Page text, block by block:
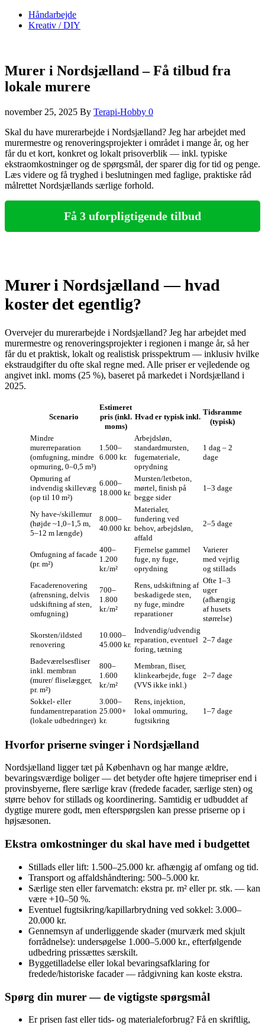
Håndarbejde
Kreativ / DIY
Murer i Nordsjælland – Få tilbud fra
lokale murere
november 25, 2025 By Terapi-Hobby 0
Skal du have murerarbejde i Nordsjælland? Jeg har arbejdet med
murermestre og renoveringsprojekter i området i mange år, og her
får du et kort, konkret og lokalt prisoverblik — inkl. typiske
ekstraomkostninger og de spørgsmål, der sparer dig for tid og penge.
Læs videre og få tryghed i beslutningen med faglige, praktiske råd
målrettet Nordsjællands særlige forhold.
Få 3 uforpligtigende tilbud
Murer i Nordsjælland — hvad
koster det egentlig?
Overvejer du murerarbejde i Nordsjælland? Jeg har arbejdet med
murermestre og renoveringsprojekter i regionen i mange år, så her
får du et praktisk, lokalt og realistisk prisspektrum — inklusiv hvilke
ekstraudgifter du ofte skal regne med. Alle priser er vejledende og
angivet inkl. moms (25 %), baseret på markedet i Nordsjælland i
2025.
Scenario
Estimeret
pris (inkl.
moms)
Hvad er typisk inkl.
Tidsramme
(typisk)
Mindre
murerreparation
(omfugning, mindre
opmuring, 0–0,5 m³)
1.500–
6.000 kr.
Arbejdsløn,
standardmursten,
fugemateriale,
oprydning
1 dag – 2
dage
Opmuring af
indvendig skillevæg
(op til 10 m²)
6.000–
18.000 kr.
Mursten/letbeton,
mørtel, finish på
begge sider
1–3 dage
Ny have-/skillemur
(højde ~1,0–1,5 m,
5–12 m længde)
8.000–
40.000 kr.
Materialer,
fundering ved
behov, arbejdsløn,
affald
2–5 dage
Omfugning af facade
(pr. m²)
400–
1.200
kr./m²
Fjernelse gammel
fuge, ny fuge,
oprydning
Varierer
med vejrlig
og stillads
Facaderenovering
(afrensning, delvis
udskiftning af sten,
omfugning)
700–
1.800
kr./m²
Rens, udskiftning af
beskadigede sten,
ny fuge, mindre
reparationer
Ofte 1–3
uger
(afhængig
af husets
størrelse)
Skorsten/ildsted
renovering
10.000–
45.000 kr.
Indvendig/udvendig
reparation, eventuel
foring, tætning
2–7 dage
Badeværelsesfliser
inkl. membran
(murer/ fliselægger,
pr. m²)
800–
1.600
kr./m²
Membran, fliser,
klinkearbejde, fuge
(VVS ikke inkl.)
2–7 dage
Sokkel- eller
fundamentreparation
(lokale udbedringer)
3.000–
25.000+
kr.
Rens, injektion,
lokal ommuring,
fugtsikring
1–7 dage
Hvorfor priserne svinger i Nordsjælland
Nordsjælland ligger tæt på København og har mange ældre,
bevaringsværdige boliger — det betyder ofte højere timepriser end i
provinsbyerne, flere særlige krav (fredede facader, særlige sten) og
større behov for stillads og koordinering. Samtidig er udbuddet af
dygtige murere godt, men efterspørgslen kan presse priserne op i
højsæsonen.
Ekstra omkostninger du skal have med i budgettet
Stillads eller lift: 1.500–25.000 kr. afhængig af omfang og tid.
Transport og affaldshåndtering: 500–5.000 kr.
Særlige sten eller farvematch: ekstra pr. m² eller pr. stk. — kan
være +10–50 %.
Eventuel fugtsikring/kapillarbrydning ved sokkel: 3.000–
20.000 kr.
Gennemsyn af underliggende skader (murværk med skjult
forrådnelse): undersøgelse 1.000–5.000 kr., efterfølgende
udbedring prissættes særskilt.
Byggetilladelse eller lokal bevaringsafklaring for
fredede/historiske facader — rådgivning kan koste ekstra.
Spørg din murer — de vigtigste spørgsmål
Er prisen fast eller tids- og materialeforbrug? Få en skriftlig,